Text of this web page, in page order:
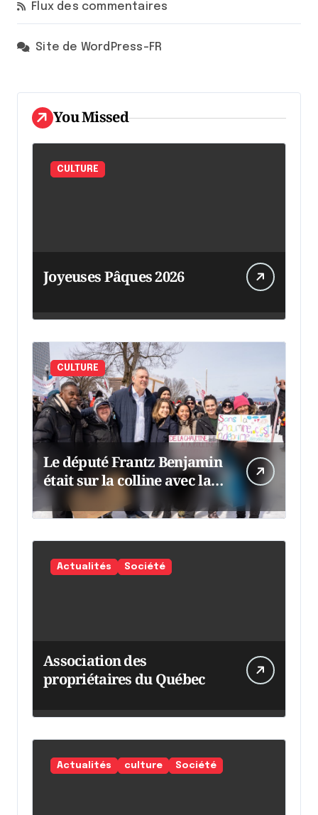
Flux des commentaires
Site de WordPress-FR
You Missed
CULTURE
Joyeuses Pâques 2026
CULTURE
Le député Frantz Benjamin
était sur la colline avec la
chaumine
Actualités Société
Association des
propriétaires du Québec
Actualités culture Société